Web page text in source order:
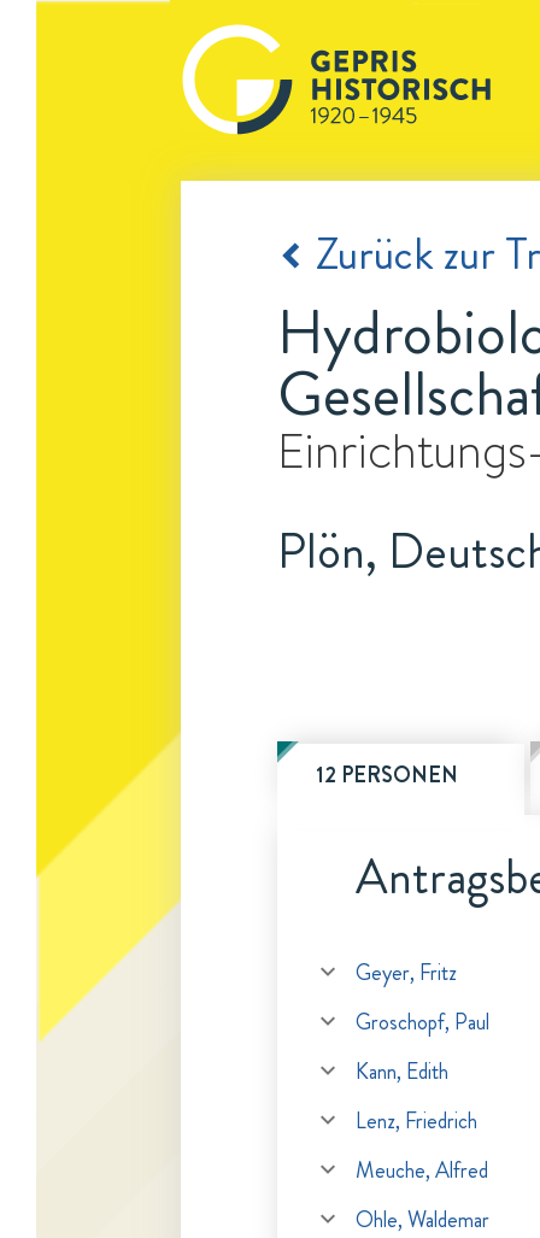
Zurück zur
Plön,
12 PERSONEN
Geyer, Fritz
Groschopf, Paul
Kann, Edith
Lenz, Friedrich
Meuche, Alfred
Ohle, Waldemar